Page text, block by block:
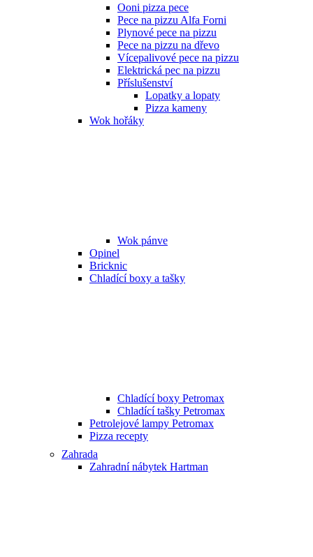
Ooni pizza pece
Pece na pizzu Alfa Forni
Plynové pece na pizzu
Pece na pizzu na dřevo
Vícepalivové pece na pizzu
Elektrická pec na pizzu
Příslušenství
Lopatky a lopaty
Pizza kameny
Wok hořáky
Wok pánve
Opinel
Bricknic
Chladící boxy a tašky
Chladící boxy Petromax
Chladící tašky Petromax
Petrolejové lampy Petromax
Pizza recepty
Zahrada
Zahradní nábytek Hartman